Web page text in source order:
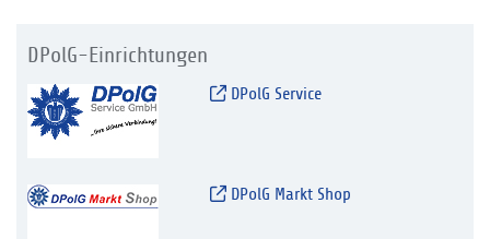
DPolG-Einrichtungen
DPolG Service
DPolG Markt Shop